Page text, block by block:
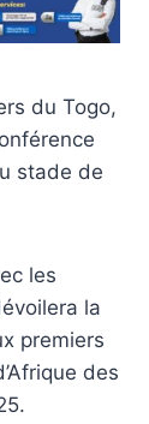
du Togo,
stade de
les
la
premiers
des